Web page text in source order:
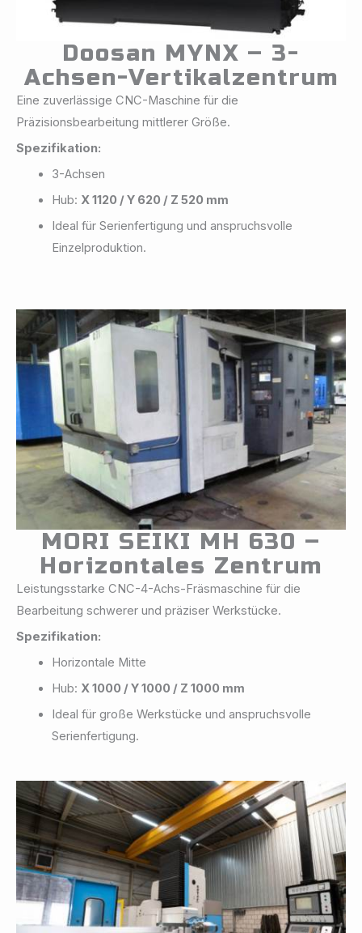
Doosan MYNX – 3-
Achsen-Vertikalzentrum
Eine zuverlässige CNC-Maschine für die
Präzisionsbearbeitung mittlerer Größe.
Spezifikation:
3-Achsen
Hub: X 1120 / Y 620 / Z 520 mm
Ideal für Serienfertigung und anspruchsvolle
Einzelproduktion.
MORI SEIKI MH 630 –
Horizontales Zentrum
Leistungsstarke CNC-4-Achs-Fräsmaschine für die
Bearbeitung schwerer und präziser Werkstücke.
Spezifikation:
Horizontale Mitte
Hub: X 1000 / Y 1000 / Z 1000 mm
Ideal für große Werkstücke und anspruchsvolle
Serienfertigung.